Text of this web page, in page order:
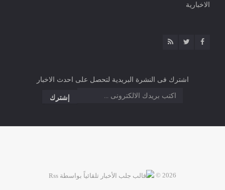
الاخبارية
اشترك فى النشرة البريدية لتحصل على احدث الاخبار
2026 ©